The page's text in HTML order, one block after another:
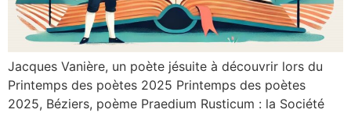
Jacques Vanière, un poète jésuite à découvrir lors du
Printemps des poètes 2025 Printemps des poètes
2025, Béziers, poème Praedium Rusticum : la Société